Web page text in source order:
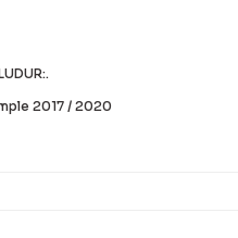
2017 / 2020